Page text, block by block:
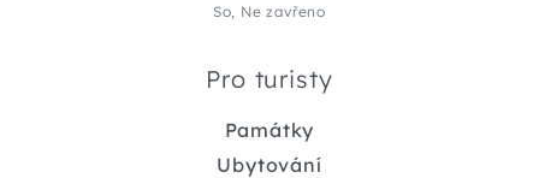
So, Ne zavřeno
Pro turisty
Památky
Ubytování